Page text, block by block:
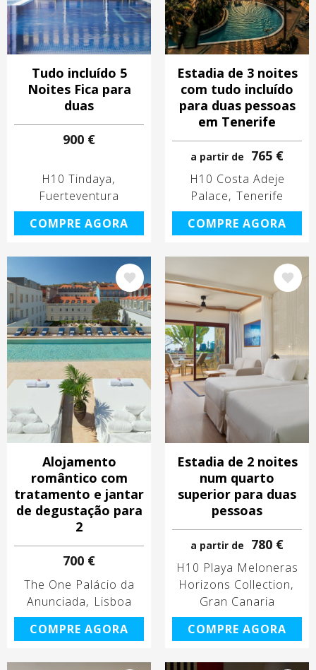
Tudo incluído 5
Noites Fica para
duas
900 €
H10 Tindaya
Fuerteventura
COMPRE AGORA
Estadia de 3 noites
com tudo incluído
para duas pessoas
em Tenerife
a partir de 765 €
H10 Costa Adeje
Palace Tenerife
COMPRE AGORA
Imagem
Alojamento
romântico com
tratamento e jantar
de degustação para
2
700 €
The One Palácio da
Anunciada
Lisboa
COMPRE AGORA
Imagem
Estadia de 2 noites
num quarto
superior para duas
pessoas
a partir de 780 €
H10 Playa Meloneras
Horizons Collection
Gran Canaria
COMPRE AGORA